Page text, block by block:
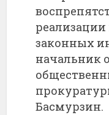
реализации
законных
начальник
Басмурзин.